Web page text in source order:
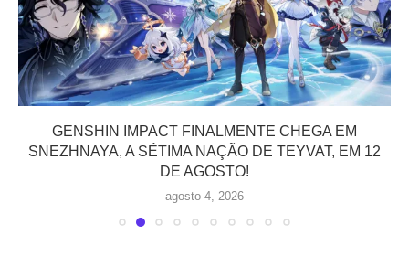
GENSHIN IMPACT FINALMENTE CHEGA EM
SNEZHNAYA, A SÉTIMA NAÇÃO DE TEYVAT, EM 12
DE AGOSTO!
agosto 4, 2026